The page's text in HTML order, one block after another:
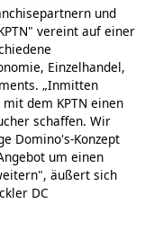
und
vereint auf einer
Einzelhandel,
„Inmitten
dem KPTN einen
schaffen. Wir
Domino's-Konzept
um einen
äußert sich
DC